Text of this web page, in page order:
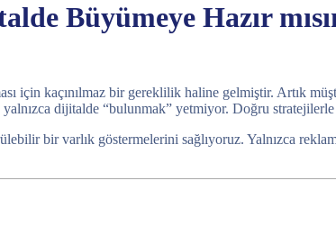
Büyümeye Hazır
için kaçınılmaz bir gereklilik haline gelmiştir. Artık
dijitalde “bulunmak” yetmiyor. Doğru
bir varlık göstermelerini sağlıyoruz. Yalnızca